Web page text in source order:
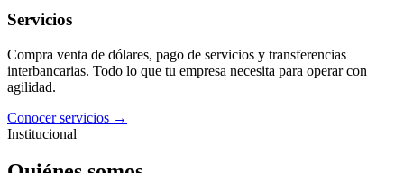
Servicios
Compra venta de dólares, pago de servicios y transferencias
interbancarias. Todo lo que tu empresa necesita para operar con
agilidad.
Conocer servicios →
Institucional